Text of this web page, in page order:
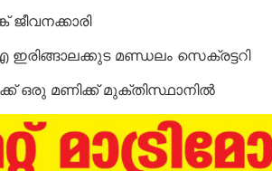
മണ്ഡലം സെക്രട്ടറി
ഒരു മണിക്ക് മുക്തിസ്ഥാനിൽ